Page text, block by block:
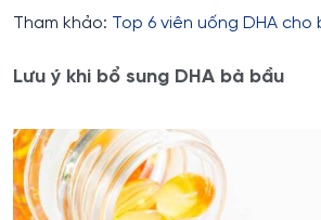
Tham khảo: Top 6 viên uống DHA cho
Lưu ý khi bổ sung DHA bà bầu